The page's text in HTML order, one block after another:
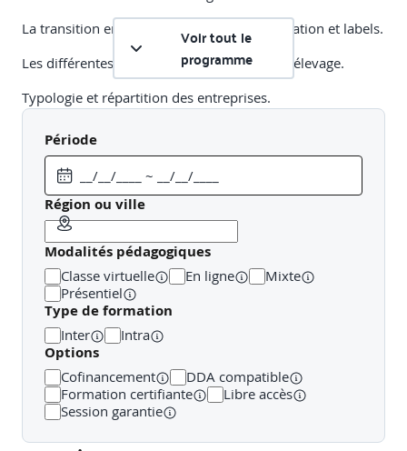
La transition environnementale : réglementation et labels.
Les différentes typologies d’exploitation en élevage.
Typologie et répartition des entreprises.
Evolutions des structures d’élevage et perspectives.
Panorama des risques climatiques et leurs effets sur les
systèmes d’élevage.
Les différents risques climatiques.
La vulnérabilité de l’exploitation d’élevage : l’impact sur
les cultures.
La sinistralité sur les principaux risques climatiques
Les dispositifs de prévention et de protection du
risque climatique
Voir tout le
programme
Période
Région ou ville
Modalités pédagogiques
Classe virtuelle En ligne
Mixte
Présentiel
Type de formation
Inter Intra
Options
Cofinancement
DDA compatible
Formation certifiante
Libre accès
Session garantie